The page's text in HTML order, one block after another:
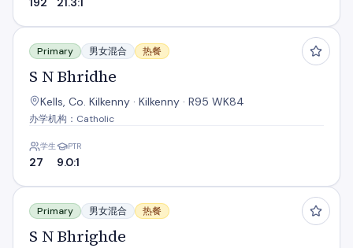
S N Bhridhe
Primary 男女混合 热餐
S N Bhridhe
Kells, Co. Kilkenny · Kilkenny · R95 WK84
办学机构：Catholic
学生
27
PTR
9.0:1
S N Bhrighde
Primary 男女混合 热餐
S N Bhrighde